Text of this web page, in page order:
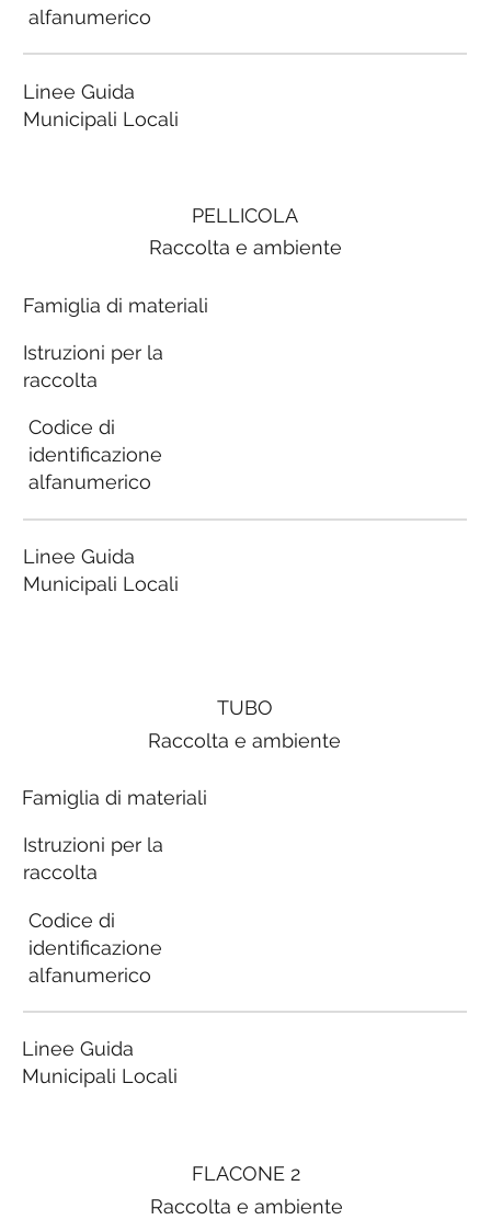
PELLICOLA
Raccolta e ambiente
Famiglia di materiali
Istruzioni per la
raccolta
Codice di
identificazione
alfanumerico
Linee Guida
Municipali Locali
FLACONE 2
Raccolta e ambiente
alfanumerico
Linee Guida
Municipali Locali
TUBO
Raccolta e ambiente
Famiglia di materiali
Istruzioni per la
raccolta
Codice di
identificazione
alfanumerico
Linee Guida
Municipali Locali